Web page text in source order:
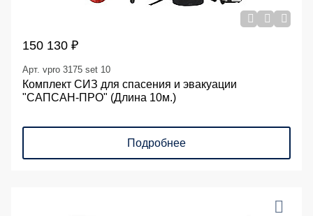
150 130 ₽
Арт. vpro 3175 set 10
Комплект СИЗ для спасения и эвакуации
"САПСАН-ПРО" (Длина 10м.)
Подробнее